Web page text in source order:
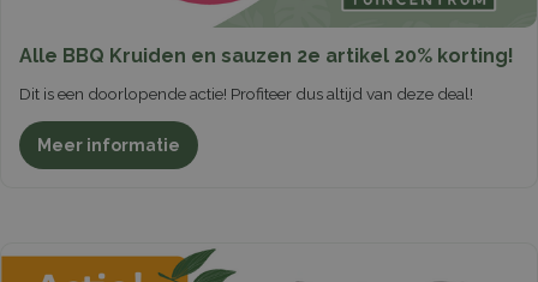
Alle BBQ Kruiden en sauzen 2e artikel 20% korting!
Dit is een doorlopende actie! Profiteer dus altijd van deze deal!
Meer informatie